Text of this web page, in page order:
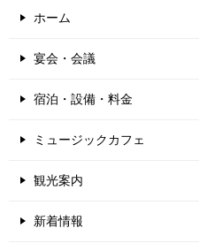
ホーム
宴会・会議
宿泊・設備・料金
ミュージックカフェ
観光案内
新着情報